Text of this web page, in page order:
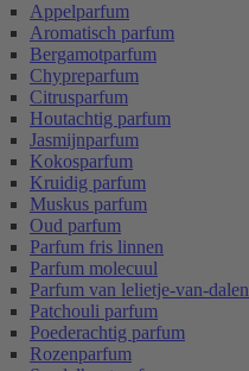
Appelparfum
Aromatisch parfum
Bergamotparfum
Chypreparfum
Citrusparfum
Houtachtig parfum
Jasmijnparfum
Kokosparfum
Kruidig parfum
Muskus parfum
Oud parfum
Parfum fris linnen
Parfum molecuul
Parfum van lelietje-van-dalen
Patchouli parfum
Poederachtig parfum
Rozenparfum